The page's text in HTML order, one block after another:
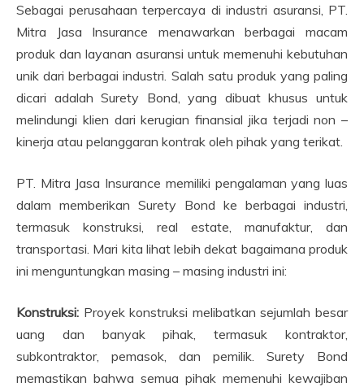
Sebagai perusahaan terpercaya di industri asuransi, PT.
Mitra Jasa Insurance menawarkan berbagai macam
produk dan layanan asuransi untuk memenuhi kebutuhan
unik dari berbagai industri. Salah satu produk yang paling
dicari adalah Surety Bond, yang dibuat khusus untuk
melindungi klien dari kerugian finansial jika terjadi non –
kinerja atau pelanggaran kontrak oleh pihak yang terikat.
PT. Mitra Jasa Insurance memiliki pengalaman yang luas
dalam memberikan Surety Bond ke berbagai industri,
termasuk konstruksi, real estate, manufaktur, dan
transportasi. Mari kita lihat lebih dekat bagaimana produk
ini menguntungkan masing – masing industri ini:
Konstruksi: Proyek konstruksi melibatkan sejumlah besar
uang dan banyak pihak, termasuk kontraktor,
subkontraktor, pemasok, dan pemilik. Surety Bond
memastikan bahwa semua pihak memenuhi kewajiban